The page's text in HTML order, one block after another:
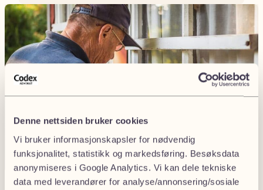
Denne nettsiden bruker cookies
Vi bruker informasjonskapsler for nødvendig
funksjonalitet, statistikk og markedsføring. Besøksdata
anonymiseres i Google Analytics. Vi kan dele tekniske
data med leverandører for analyse/annonsering/sosiale